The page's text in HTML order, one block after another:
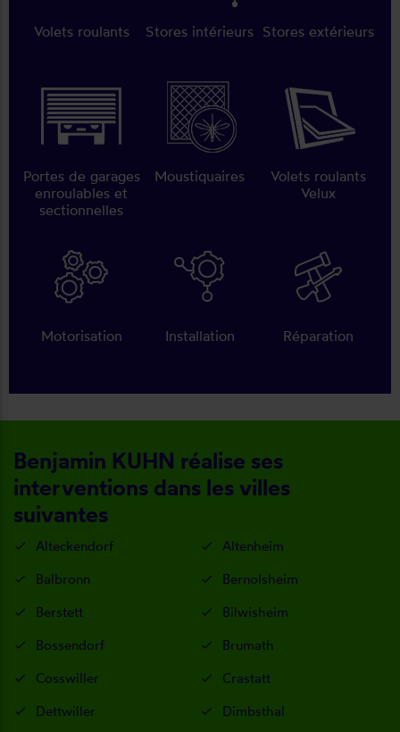
Volets roulants Stores intérieurs Stores extérieurs
Portes de garages
enroulables et
sectionnelles
Moustiquaires
Volets roulants
Velux
Motorisation Installation Réparation
Benjamin KUHN réalise ses
interventions dans les villes
suivantes
Alteckendorf
Altenheim
Balbronn
Bernolsheim
Berstett
Bilwisheim
Bossendorf
Brumath
Cosswiller
Crastatt
Dettwiller
Dimbsthal